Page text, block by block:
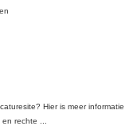
Hier is meer informatie
rechte ...